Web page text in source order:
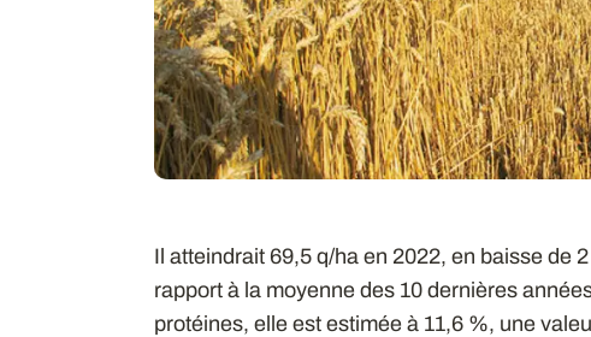
Il atteindrait 69,5 q/ha en 2022, en baisse de
rapport à la moyenne des 10 dernières
protéines, elle est estimée à 11,6 %, une